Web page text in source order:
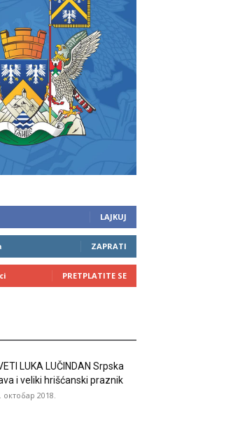
LAJKUJ
ZAPRATI
PRETPLATITE SE
LUKA LUČINDAN Srpska
i veliki hrišćanski praznik
октобар 2018.